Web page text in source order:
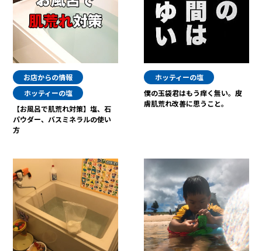
お店からの情報
ホッティーの塩
【お風呂で肌荒れ対策】塩、石
パウダー、バスミネラルの使い
方
ホッティーの塩
僕の玉袋君はもう痒く無い。皮
膚肌荒れ改善に思うこと。